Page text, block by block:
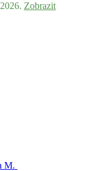
Zobrazit
M.